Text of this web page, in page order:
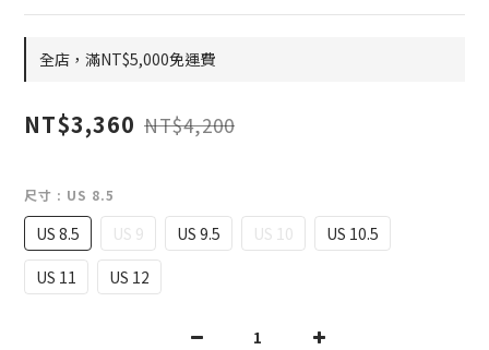
全店，滿NT$5,000免運費
NT$3,360 NT$4,200
尺寸 : US 8.5
US 8.5 US 9 US 9.5 US 10
US 10.5
US 11
US 12